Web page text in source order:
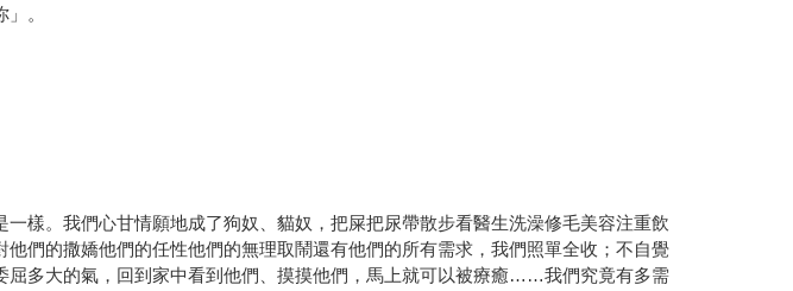
。
樣。我們心甘情願地成了狗奴、貓奴，把屎把尿帶散步看醫生洗澡修毛美容注重飲
們的撒嬌他們的任性他們的無理取鬧還有他們的所有需求，我們照單全收；不自覺
多大的氣，回到家中看到他們、摸摸他們，馬上就可以被療癒……我們究竟有多需